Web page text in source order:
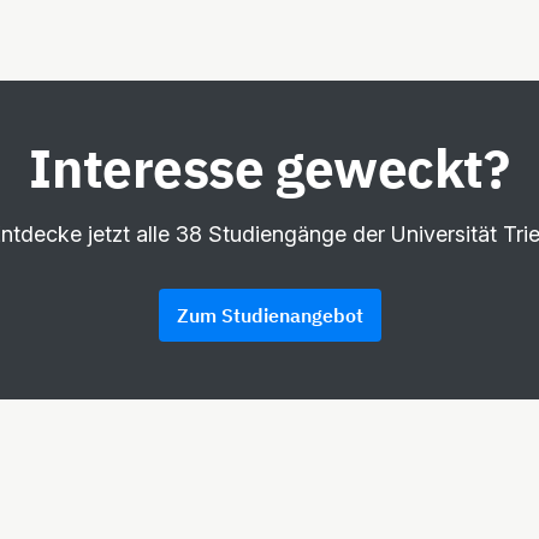
Interesse geweckt?
jetzt alle 38 Studiengänge der Universität
Zum Studienangebot